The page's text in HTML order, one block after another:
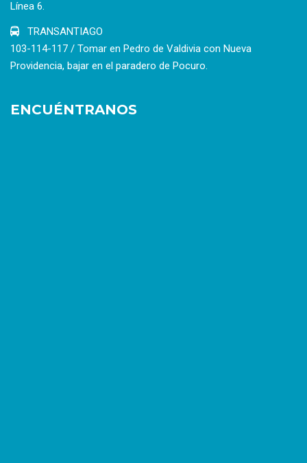
Línea 6.
TRANSANTIAGO
103-114-117 / Tomar en Pedro de Valdivia con Nueva
Providencia, bajar en el paradero de Pocuro.
ENCUÉNTRANOS